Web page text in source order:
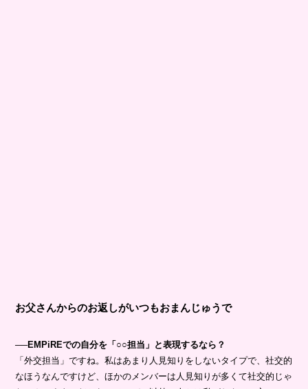
お父さんからのお返しがいつもおまんじゅうで
──EMPiREでの自分を「○○担当」と表現するなら？
「外交担当」ですね。私はあまり人見知りをしないタイプで、社交的
なほうなんですけど、ほかのメンバーは人見知りが多くて社交的じゃ